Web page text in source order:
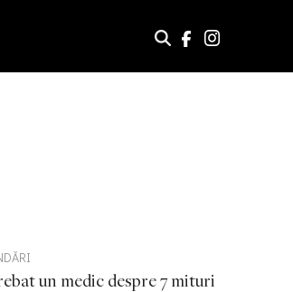
un medic despre 7 mituri